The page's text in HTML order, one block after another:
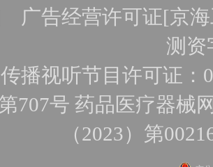
广告经营许可证[京
测资
播视听节目许可证：
707号 药品医疗器械
（2023）第